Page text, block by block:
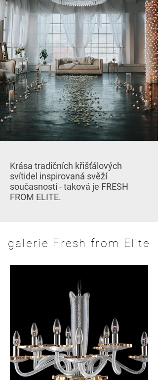
Krása tradičních křišťálových
svítidel inspirovaná svěží
současností - taková je FRESH
FROM ELITE.
galerie Fresh from Elite